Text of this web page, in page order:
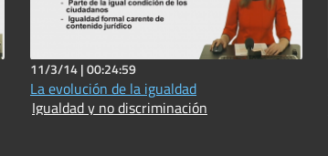
11/3/14 |00:24:59
La evolución de la igualdad
Igualdad y no discriminación